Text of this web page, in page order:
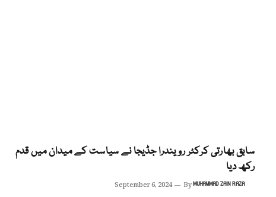
سابق بھارتی کرکٹر رویندرا جڈیجا نے سیاست کے میدان میں قدم
رکھ دیا
September 6, 2024 ByMUHAMMAD ZAIN RAZA